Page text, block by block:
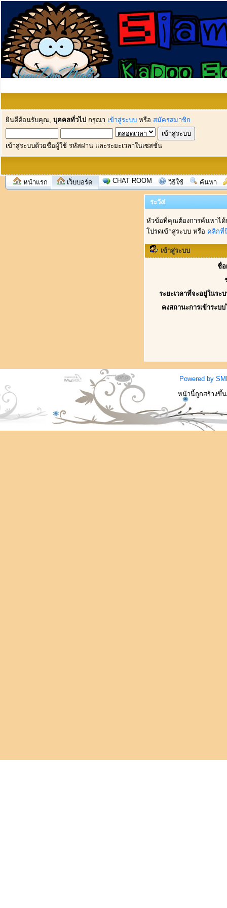
ยินดีต้อนรับคุณ, บุคคลทั่วไป กรุณา เข้าสู่ระบบ หรือ สมัครสมาชิก
เข้าสู่ระบบด้วยชื่อผู้ใช้ รหัสผ่าน และระยะเวลาในเซสชั่น
หน้าแรก เว็บบอร์ด CHAT ROOM วิธีใช้ ค้นหา
ระวัง!
หัวข้อที่คุณต้องการค้นหาไ
โปรดเข้าสู่ระบบ หรือ คลิกที่
เข้าสู่ระบบ
ชื่อ
ระยะเวลาที่จะอยู่ในระ
คงสถานะการเข้าระบ
Powered by
หน้านี้ถูกสร้างขึ้น